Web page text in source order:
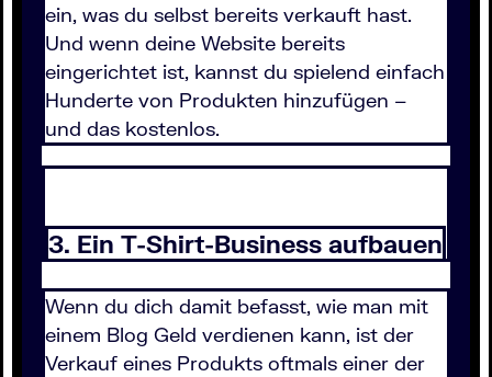
ein, was du selbst bereits verkauft hast.
Und wenn deine Website bereits
eingerichtet ist, kannst du spielend einfach
Hunderte von Produkten hinzufügen –
und das kostenlos.
3. Ein T-Shirt-Business aufbauen
Wenn du dich damit befasst, wie man mit
einem Blog Geld verdienen kann, ist der
Verkauf eines Produkts oftmals einer der